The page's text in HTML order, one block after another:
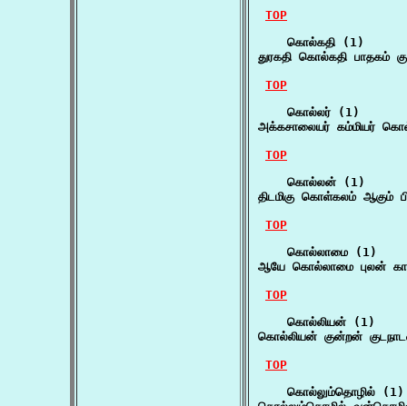
TOP
    கொல்கதி (1)
துரகதி கொல்கதி பாதகம்
TOP
    கொல்லர் (1)
அக்கசாலையர் கம்மியர்
TOP
    கொல்லன் (1)
திடமிகு கொள்கலம்
TOP
    கொல்லாமை (1)
ஆயே கொல்லாமை புலன்
TOP
    கொல்லியன் (1)
கொல்லியன் குன்றன்
TOP
    கொல்லும்தொழில் (1)